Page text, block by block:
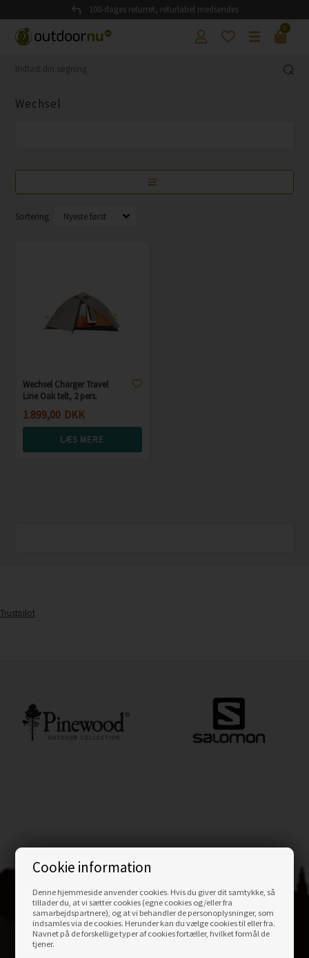
Cookie information
Denne hjemmeside anvender cookies. Hvis du giver dit samtykke, så
tillader du, at vi sætter cookies (egne cookies og/eller fra
samarbejdspartnere), og at vi behandler de personoplysninger, som
indsamles via de cookies. Herunder kan du vælge cookies til eller fra.
Navnet på de forskellige typer af cookies fortæller, hvilket formål de
tjener.
100-dages returret, returlabel medsendes
0
Wechsel
Sortering
Wechsel Charger Travel
Line Oak telt, 2 pers.
1.899,00 DKK
LÆS MERE
Trustpilot
KONTAKTOS